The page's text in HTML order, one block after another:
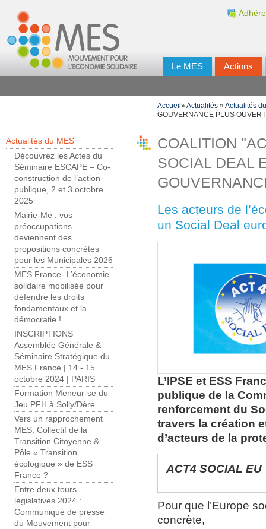
Le MES Actions
Accueil »Actualités »Actualités
GOUVERNANCE PLUS
Actualités du MES
Découvrez les Actes du
Séminaire ESCAPE – Co-
construction de l’action
publique, 2 et 3 octobre
2025
Mairie-Me : vos
préoccupations
deviennent des
propositions concrètes
pour les Municipales 2026
MES France- L’économie
solidaire mobilisée pour
défendre les droits
fondamentaux et la
démocratie !
INSCRIPTIONS
Assemblée Générale &
Séminaire Stratégique du
MES France | 14 - 15
octobre 2024 | PARIS
Formation Meneur-se du
Jeu PFH à Solly/Dère
Vers un rapprochement
MES, Collectif de la
Transition Citoyenne &
Pôle « Transition
écologique » de ESS
France ?
Entre deux tours
législatives 2024 :
Communiqué de presse
du Mouvement pour
COALITION
SOCIAL DEAL
Les acteurs de
un Social Deal
L’IPSE et ESS
publique de la
renforcement du
travers la création
d’acteurs de la
ACT4 SOCIAL EU
Pour que l’Europe
concrète,